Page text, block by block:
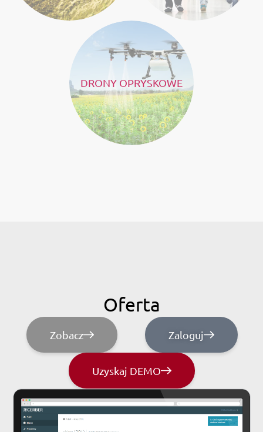
DRONY OPRYSKOWE
Oferta
Zobacz Zaloguj
Uzyskaj DEMO